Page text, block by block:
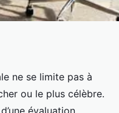
efficace
ne se limite pas à
ou le plus célèbre.
évaluation